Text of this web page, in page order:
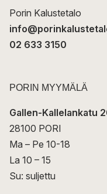
Porin Kalustetalo
02 633 3150
PORIN MYYMÄLÄ
Gallen-Kallelankatu
28100 PORI
Ma – Pe 10-18
La 10 – 15
Su: suljettu